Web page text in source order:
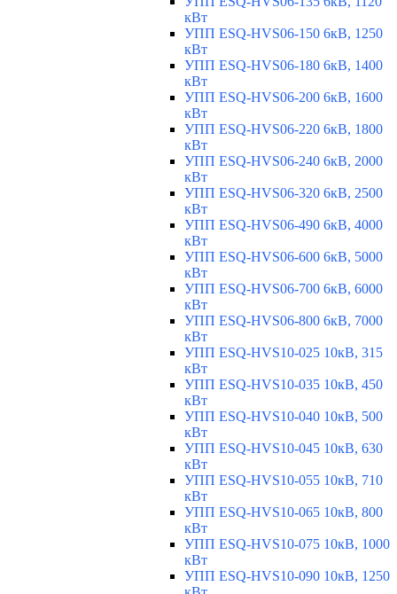
кВт
УПП ESQ-HVS06-150 6кВ, 1250
кВт
УПП ESQ-HVS06-180 6кВ, 1400
кВт
УПП ESQ-HVS06-200 6кВ, 1600
кВт
УПП ESQ-HVS06-220 6кВ, 1800
кВт
УПП ESQ-HVS06-240 6кВ, 2000
кВт
УПП ESQ-HVS06-320 6кВ, 2500
кВт
УПП ESQ-HVS06-490 6кВ, 4000
кВт
УПП ESQ-HVS06-600 6кВ, 5000
кВт
УПП ESQ-HVS06-700 6кВ, 6000
кВт
УПП ESQ-HVS06-800 6кВ, 7000
кВт
УПП ESQ-HVS10-025 10кВ, 315
кВт
УПП ESQ-HVS10-035 10кВ, 450
кВт
УПП ESQ-HVS10-040 10кВ, 500
кВт
УПП ESQ-HVS10-045 10кВ, 630
кВт
УПП ESQ-HVS10-055 10кВ, 710
кВт
УПП ESQ-HVS10-065 10кВ, 800
кВт
УПП ESQ-HVS10-075 10кВ, 1000
кВт
УПП ESQ-HVS10-090 10кВ, 1250